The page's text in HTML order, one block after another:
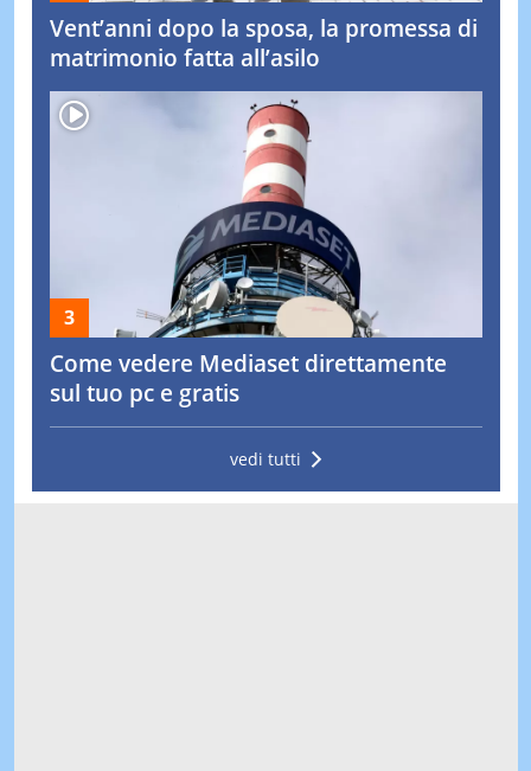
Vent’anni dopo la sposa, la promessa di
matrimonio fatta all’asilo
Come vedere Mediaset direttamente
sul tuo pc e gratis
vedi tutti